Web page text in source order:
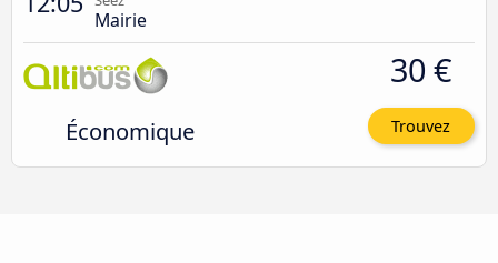
Mairie
Économique
30 €
Trouvez